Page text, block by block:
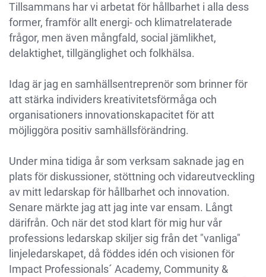
Tillsammans har vi arbetat för hållbarhet i alla dess
former, framför allt energi- och klimatrelaterade
frågor, men även mångfald, social jämlikhet,
delaktighet, tillgänglighet och folkhälsa.
Idag är jag en samhällsentreprenör som brinner för
att stärka individers kreativitetsförmåga och
organisationers innovationskapacitet för att
möjliggöra positiv samhällsförändring.
Under mina tidiga år som verksam saknade jag en
plats för diskussioner, stöttning och vidareutveckling
av mitt ledarskap för hållbarhet och innovation.
Senare märkte jag att jag inte var ensam. Långt
därifrån. Och när det stod klart för mig hur vår
professions ledarskap skiljer sig från det "vanliga"
linjeledarskapet, då föddes idén och visionen för
Impact Professionals´ Academy, Community &